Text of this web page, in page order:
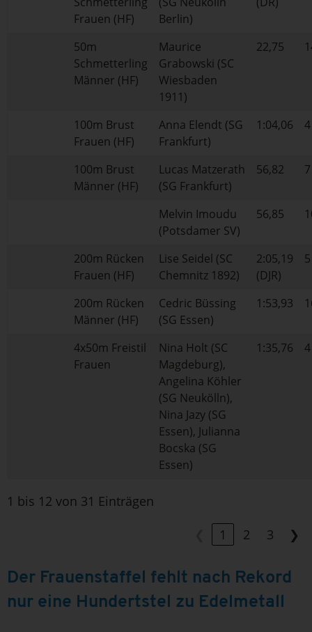
Frauen (HF)
Berlin)
50m
Schmetterling
Männer (HF)
Maurice
Grabowski (SC
Wiesbaden
1911)
22,75
100m Brust
Frauen (HF)
Anna Elendt (SG
Frankfurt)
1:04,06 4
100m Brust
Männer (HF)
Lucas Matzerath
(SG Frankfurt)
56,82 7
Melvin Imoudu
(Potsdamer SV)
56,85
200m Rücken
Frauen (HF)
Lise Seidel (SC
Chemnitz 1892)
2:05,19
(DJR)
5
200m Rücken
Männer (HF)
Cedric Büssing
(SG Essen)
1:53,93
4x50m Freistil
Frauen
Nina Holt (SC
Magdeburg),
Angelina Köhler
(SG Neukölln),
Nina Jazy (SG
Essen), Julianna
Bocska (SG
Essen)
1:35,76 4
1 bis 12 von 31 Einträgen
1 2 3 ❯
Der Frauenstaffel fehlt nach Rekord
nur eine Hundertstel zu Edelmetall